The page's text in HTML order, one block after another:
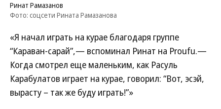
Ринат Рамазанов
Фото: соцсети Рината Рамазанова
«Я начал играть на курае благодаря группе
“Караван-сарай”,— вспоминал Ринат на Proufu.—
Когда смотрел еще маленьким, как Расуль
Карабулатов играет на курае, говорил: “Вот, эсэй,
вырасту – так же буду играть!”»